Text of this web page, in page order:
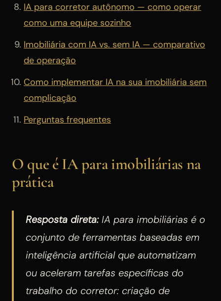
IA para corretor autônomo — como operar
como uma equipe sozinho
Imobiliária com IA vs. sem IA — comparativo
de operação
Como implementar IA na sua imobiliária sem
complicação
Perguntas frequentes
O que é IA para imobiliárias na
prática
Resposta direta:IA para imobiliárias é o
conjunto de ferramentas baseadas em
inteligência artificial que automatizam
ou aceleram tarefas específicas do
trabalho do corretor: criação de